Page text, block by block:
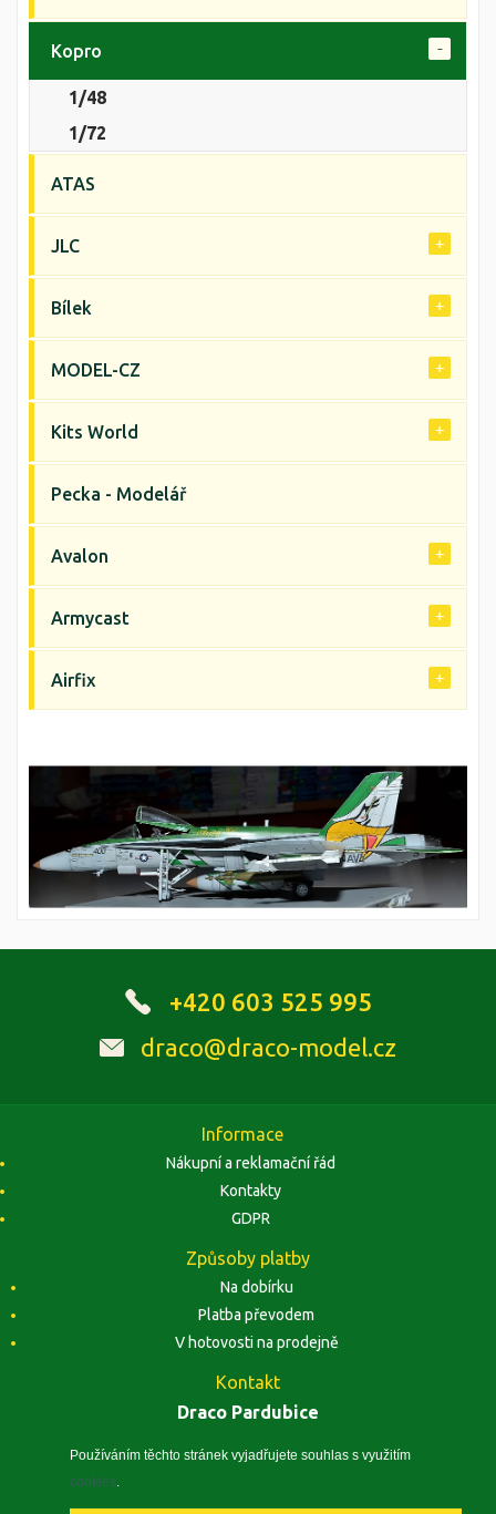
Používáním těchto stránek vyjadřujete souhlas s využitím
cookies
Kopro
1/48
1/72
ATAS
JLC
Bílek
MODEL-CZ
Kits World
Pecka - Modelář
Avalon
Armycast
Airfix
+420 603 525 995
draco@draco-model.cz
Informace
Nákupní a reklamační řád
Kontakty
GDPR
Způsoby platby
Na dobírku
Platba převodem
V hotovosti na prodejně
Kontakt
Draco Pardubice
Zobrazit na mapě